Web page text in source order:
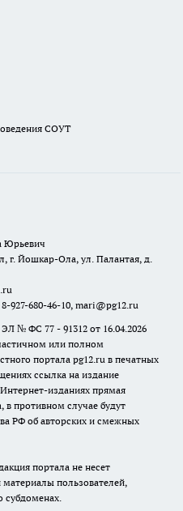
СОУТ
Юрьевич
г. Йошкар-Ола, ул. Палантая, д.
927-680-46-10, mari@pg12.ru
№ ФС 77 - 91312 от 16.04.2026
или полном
портала pg12.ru в печатных
ссылка на издание
изданиях прямая
в противном случае будут
РФ об авторских и смежных
портала не несет
пользователей,
субдоменах.